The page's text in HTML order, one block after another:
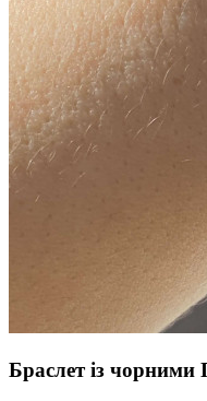
Браслет із